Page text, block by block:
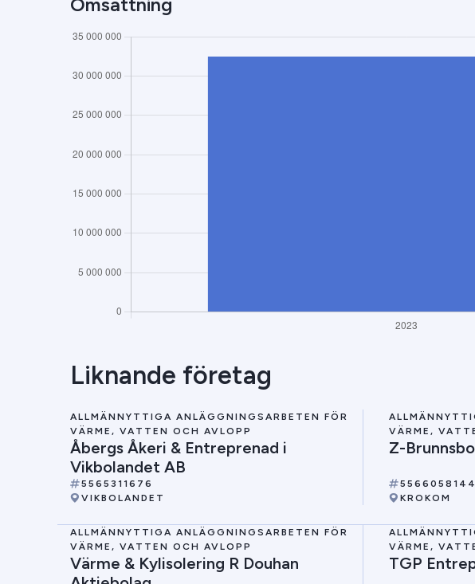
Liknande företag
ALLMÄNNYTTIGA ANLÄGGNINGSARBETEN FÖR
VÄRME, VATTEN OCH AVLOPP
Åbergs Åkeri & Entreprenad i
Vikbolandet AB
5565311676
VIKBOLANDET
VÄRME,
Z-
5566058144
KROKOM
ALLMÄNNYTTIGA ANLÄGGNINGSARBETEN FÖR
VÄRME, VATTEN OCH AVLOPP
Värme & Kylisolering R Douhan
VÄRME,
TGP